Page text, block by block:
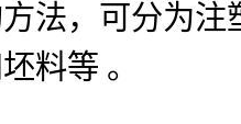
法，可分为
料等 。